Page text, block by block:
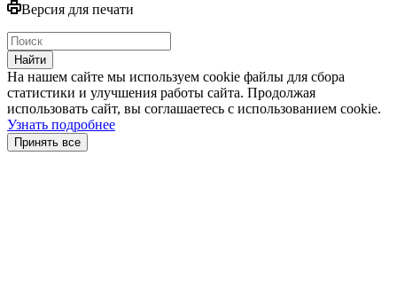
Версия для печати
Найти
На нашем сайте мы используем cookie файлы для сбора
статистики и улучшения работы сайта. Продолжая
использовать сайт, вы соглашаетесь с использованием cookie.
Узнать подробнее
Принять все